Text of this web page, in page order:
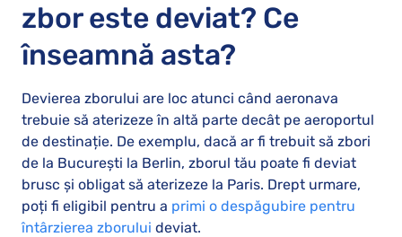
zbor este deviat? Ce
înseamnă asta?
Devierea zborului are loc atunci când aeronava
trebuie să aterizeze în altă parte decât pe aeroportul
de destinație. De exemplu, dacă ar fi trebuit să zbori
de la București la Berlin, zborul tău poate fi deviat
brusc și obligat să aterizeze la Paris. Drept urmare,
poți fi eligibil pentru a primi o despăgubire pentru
întârzierea zborului deviat.